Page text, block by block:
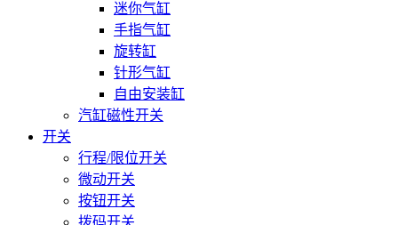
迷你气缸
手指气缸
旋转缸
针形气缸
自由安装缸
汽缸磁性开关
开关
行程/限位开关
微动开关
按钮开关